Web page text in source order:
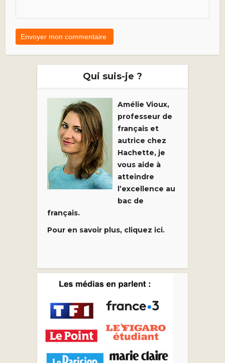
Qui suis-je ?
Amélie Vioux,
professeur de
français et
autrice chez
Hachette, je
vous aide à
atteindre
l’excellence au
bac de
français.
Pour en savoir plus, cliquez ici.